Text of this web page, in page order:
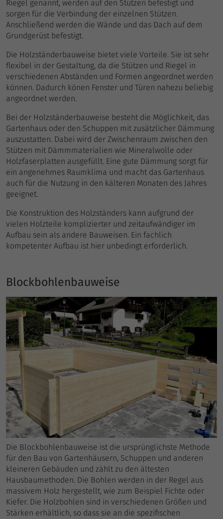
Riegel genannt, werden auf den Stützen befestigt und
sorgen für die Verbindung der einzelnen Stützen.
Anschließend werden die Wände und das Dach auf dem
Grundgerüst befestigt.
Die Holzständerbauweise bietet viele Vorteile. Sie ist sehr
flexibel in der Gestaltung, da die Stützen und Riegel in
verschiedenen Abständen und Formen angeordnet werden
können. Dadurch könen Fenster und Türen nahezu beliebig
angeordnet werden.
Bei der Holzständerbauweise besteht die Möglichkeit, das
Gartenhaus oder den Schuppen mit zusätzlicher Dämmung
auszustatten. Dabei wird der Zwischenraum zwischen den
Stützen mit Dämmmaterialien wie Mineralwolle oder
Holzfaserplatten ausgefüllt. Eine gute Dämmung sorgt für
ein angenehmes Raumklima und macht das Gartenhaus
auch für die Nutzung in den kälteren Monaten des Jahres
geeignet.
Die Konstruktion des Holzständers kann aufgrund der
vielen Holzteile komplizierter und zeitaufwändiger im
Aufbau sein als andere Bauweisen. Ein fachlich
kompetenter Aufbau ist hier unbedingt erforderlich.
Blockbohlenbauweise
Die Blockbohlenbauweise ist die ursprünglichste Methode
für den Bau von Gartenhäusern, Schuppen und anderen
kleineren Gebäuden und zählt zu den ältesten
Hausbaumethoden. Die Bohlen werden in der Regel aus
massivem Holz hergestellt, wie zum Beispiel Fichte oder
Kiefer. Die Holzbohlen sind in verschiedenen Größen und
Stärken erhältlich, so dass sie an die spezifischen